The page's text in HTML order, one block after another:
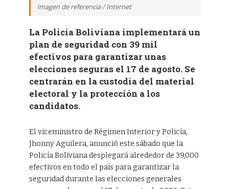
Imagen de referencia / Internet
La Policía Boliviana implementará un
plan de seguridad con 39 mil
efectivos para garantizar unas
elecciones seguras el 17 de agosto. Se
centrarán en la custodia del material
electoral y la protección a los
candidatos.
El viceministro de Régimen Interior y Policía,
Jhonny Aguilera, anunció este sábado que la
Policía Boliviana desplegará alrededor de 39,000
efectivos en todo el país para garantizar la
seguridad durante las elecciones generales